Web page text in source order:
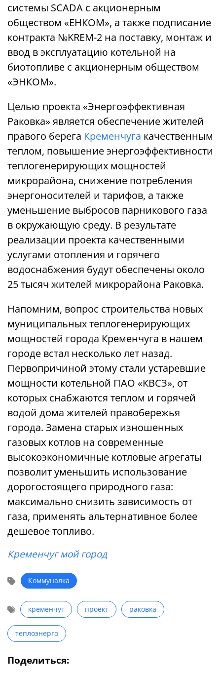
системы SCADA с акционерным
обществом «ЕНКОМ», а также подписание
контракта №KREM-2 на поставку, монтаж и
ввод в эксплуатацию котельной на
биотопливе с акционерным обществом
«ЭНКОМ».
Целью проекта «Энергоэффективная
Раковка» является обеспечение жителей
правого берега Кременчуга качественным
теплом, повышение энергоэффективности
теплогенерирующих мощностей
микрорайона, снижение потребления
энергоносителей и тарифов, а также
уменьшение выбросов парникового газа
в окружающую среду. В результате
реализации проекта качественными
услугами отопления и горячего
водоснабжения будут обеспечены около
25 тысяч жителей микрорайона Раковка.
Напомним, вопрос строительства новых
муниципальных теплогенерирующих
мощностей города Кременчуга в нашем
городе встал несколько лет назад.
Первопричиной этому стали устаревшие
мощности котельной ПАО «КВСЗ», от
которых снабжаются теплом и горячей
водой дома жителей правобережья
города. Замена старых изношенных
газовых котлов на современные
высокоэкономичные котловые агрегаты
позволит уменьшить использование
дорогостоящего природного газа:
максимально снизить зависимость от
газа, применять альтернативное более
дешевое топливо.
Кременчуг мой город
Коммуналка
кременчуг проект раковка
теплоэнерго
Поделиться: